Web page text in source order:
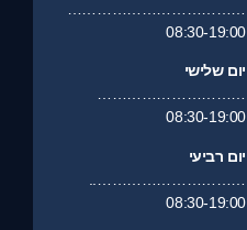
08:30-19:00
יום שלישי
08:30-19:00
יום רביעי
08:30-19:00